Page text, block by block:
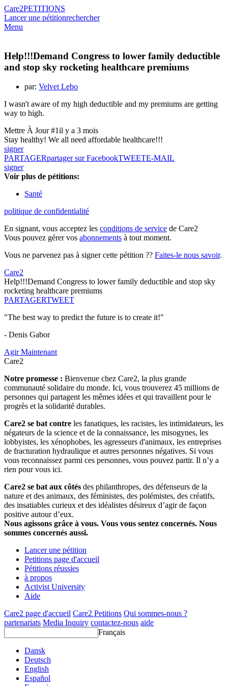
Care2PETITIONS
Lancer une pétitionrechercher
Menu
Help!!!Demand Congress to lower family deductible
and stop sky rocketing healthcare premiums
par: Velvet Lebo
I wasn't aware of my high deductible and my premiums are getting
way to high.
Mettre À Jour #1il y a 3 mois
Stay healthy! We all need affordable healthcare!!!
signer
PARTAGERpartager sur FacebookTWEETE-MAIL
signer
Voir plus de pétitions:
Santé
politique de confidentialité
En signant, vous acceptez les conditions de service de Care2
Vous pouvez gérer vos abonnements à tout moment.
Vous ne parvenez pas à signer cette pétition ?? Faites-le nous savoir.
Care2
Help!!!Demand Congress to lower family deductible and stop sky
rocketing healthcare premiums
PARTAGERTWEET
"The best way to predict the future is to create it!"
- Denis Gabor
Agir Maintenant
Care2
Notre promesse : Bienvenue chez Care2, la plus grande
communauté solidaire du monde. Ici, vous trouverez 45 millions de
personnes qui partagent les mêmes idées et qui travaillent pour le
progrès et la solidarité durables.
Care2 se bat contre les fanatiques, les racistes, les intimidateurs, les
négateurs de la science et de la connaissance, les misogynes, les
lobbyistes, les xénophobes, les agresseurs d'animaux, les entreprises
de fracturation hydraulique et autres personnes négatives. Si vous
vous reconnaissez parmi ces personnes, vous pouvez partir. Il n’y a
rien pour vous ici.
Care2 se bat aux côtés des philanthropes, des défenseurs de la
nature et des animaux, des féministes, des polémistes, des créatifs,
des insatiables curieux et des idéalistes désireux d’agir de façon
positive autour d’eux.
Nous agissons grâce à vous. Vous vous sentez concernés. Nous
sommes concernés aussi.
Lancer une pétition
Petitions page d'accueil
Pétitions réussies
à propos
Activist University
Aide
Care2 page d'accueil Care2 Petitions Qui sommes-nous ?
partenariats Media Inquiry contactez-nous aide
Français
Dansk
Deutsch
English
Español